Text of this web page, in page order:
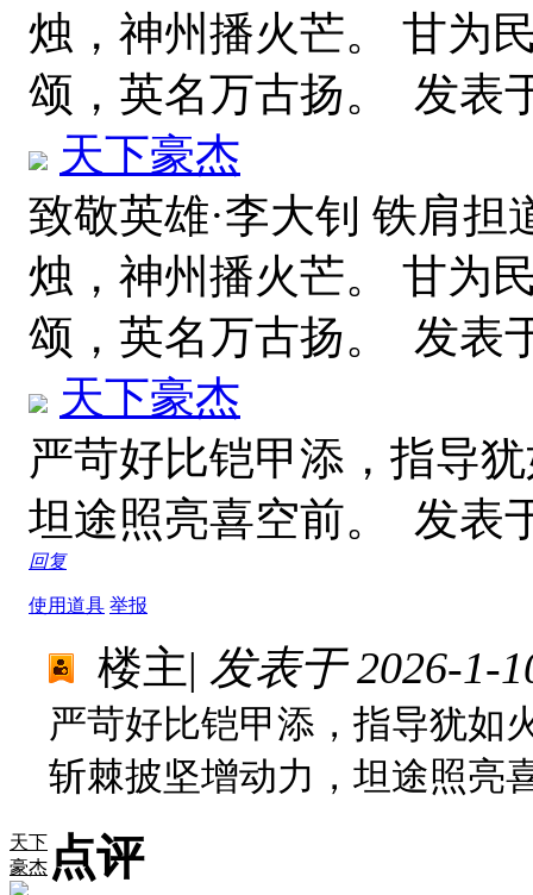
烛，神州播火芒。 甘为
颂，英名万古扬。 发表
天下豪杰
致敬英雄·李大钊 铁肩
烛，神州播火芒。 甘为
颂，英名万古扬。 发表
天下豪杰
严苛好比铠甲添，指导
坦途照亮喜空前。 发表
回复
使用道具 举报
天下
豪杰
楼主| 发表于 2026-1-
严苛好比铠甲添，指导犹如
斩棘披坚增动力，坦途照亮
点评